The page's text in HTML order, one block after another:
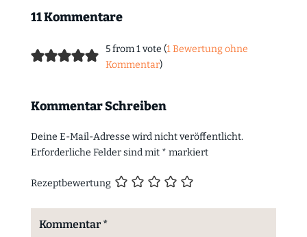
11 Kommentare
5 from 1 vote (1 Bewertung ohne
Kommentar)
Kommentar Schreiben
Deine E-Mail-Adresse wird nicht veröffentlicht.
Erforderliche Felder sind mit * markiert
Rezeptbewertung